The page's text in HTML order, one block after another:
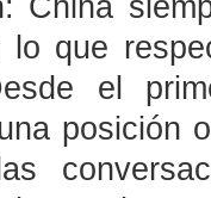
China
lo que
el
posición